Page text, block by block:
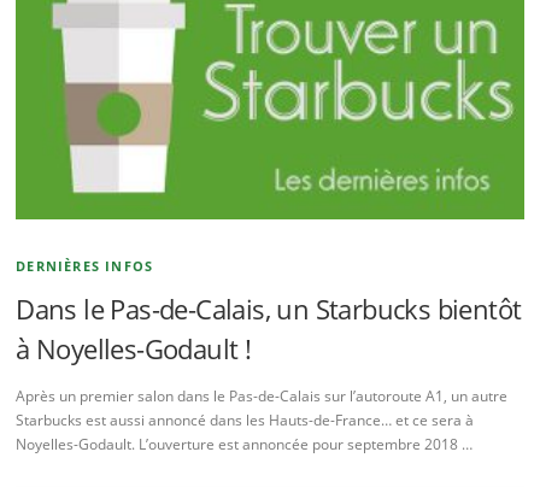
DERNIÈRES INFOS
Dans le Pas-de-Calais, un Starbucks bientôt
à Noyelles-Godault !
Après un premier salon dans le Pas-de-Calais sur l’autoroute A1, un autre
Starbucks est aussi annoncé dans les Hauts-de-France… et ce sera à
Noyelles-Godault. L’ouverture est annoncée pour septembre 2018 …